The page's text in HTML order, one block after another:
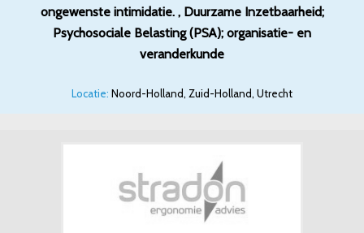
ongewenste intimidatie. , Duurzame Inzetbaarheid;
Psychosociale Belasting (PSA); organisatie- en
veranderkunde
Locatie: Noord-Holland, Zuid-Holland, Utrecht